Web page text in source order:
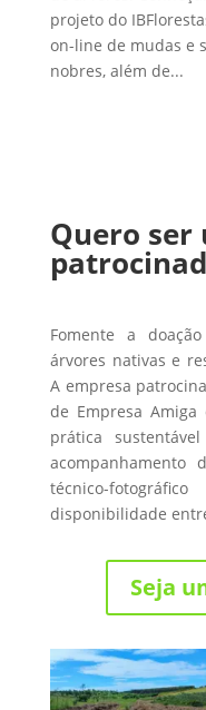
projeto do
on-line de mudas e
nobres, além de...
Quero ser
Fomente a
árvores nativas e
A empresa
de Empresa
prática
acompanhamento
técnico-
disponibilidade
Seja